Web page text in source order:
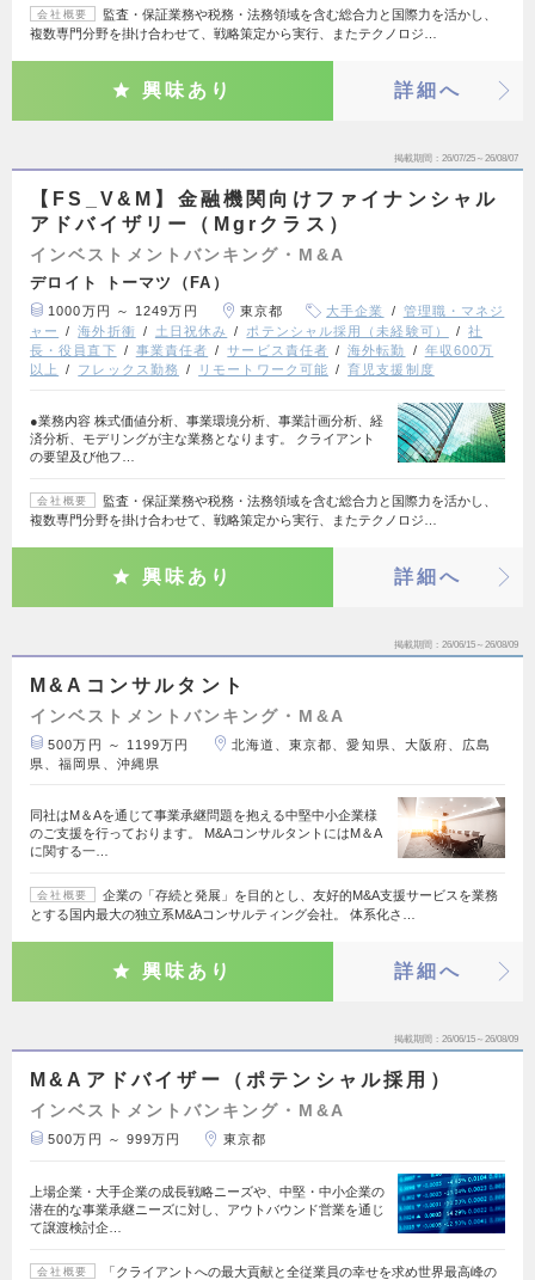
会社概要
監査・保証業務や税務・法務領域を含む総合力と国際力を活かし、
複数専門分野を掛け合わせて、戦略策定から実行、またテクノロジ…
興味あり 詳細へ
掲載期間 26/07/25～26/08/07
【FS_V&M】金融機関向けファイナンシャル
アドバイザリー（Mgrクラス）
インベストメントバンキング・M&A
デロイト トーマツ（FA）
1000万円 ～ 1249万円 東京都 大手企業
管理職・マネジ
ャー
海外折衝 土日祝休み ポテンシャル採用（未経験可）
社
長・役員直下
事業責任者 サービス責任者 海外転勤
年収600万
以上
フレックス勤務 リモートワーク可能 育児支援制度
●業務内容 株式価値分析、事業環境分析、事業計画分析、経
済分析、モデリングが主な業務となります。 クライアント
の要望及び他フ…
会社概要
監査・保証業務や税務・法務領域を含む総合力と国際力を活かし、
複数専門分野を掛け合わせて、戦略策定から実行、またテクノロジ…
興味あり 詳細へ
掲載期間 26/06/15～26/08/09
M&Aコンサルタント
インベストメントバンキング・M&A
500万円 ～ 1199万円
北海道、東京都、愛知県、大阪府、広島
県、福岡県、沖縄県
同社はM＆Aを通じて事業承継問題を抱える中堅中小企業様
のご支援を行っております。 M&AコンサルタントにはM＆A
に関する一…
会社概要
企業の「存続と発展」を目的とし、友好的M&A支援サービスを業務
とする国内最大の独立系M&Aコンサルティング会社。 体系化さ…
興味あり 詳細へ
掲載期間 26/06/15～26/08/09
M&Aアドバイザー（ポテンシャル採用）
インベストメントバンキング・M&A
500万円 ～ 999万円 東京都
上場企業・大手企業の成長戦略ニーズや、中堅・中小企業の
潜在的な事業承継ニーズに対し、アウトバウンド営業を通じ
て譲渡検討企…
会社概要
「クライアントへの最大貢献と全従業員の幸せを求め世界最高峰の